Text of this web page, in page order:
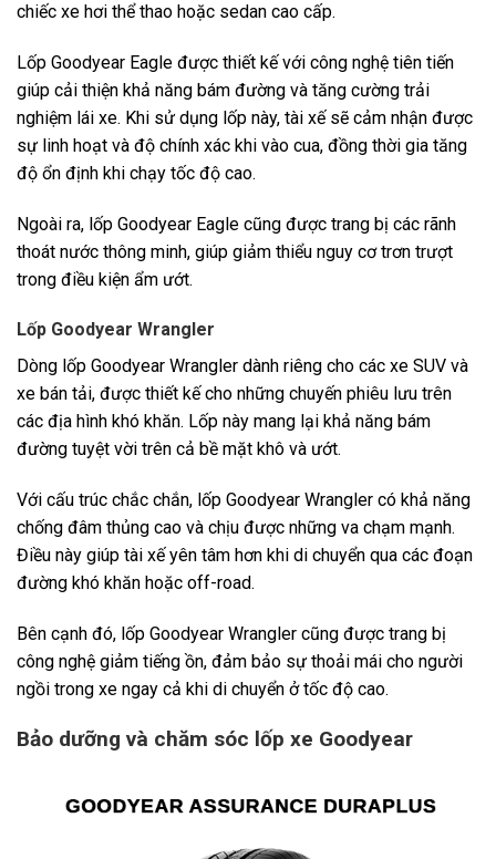
chiếc xe hơi thể thao hoặc sedan cao cấp.
Lốp Goodyear Eagle được thiết kế với công nghệ tiên tiến
giúp cải thiện khả năng bám đường và tăng cường trải
nghiệm lái xe. Khi sử dụng lốp này, tài xế sẽ cảm nhận được
sự linh hoạt và độ chính xác khi vào cua, đồng thời gia tăng
độ ổn định khi chạy tốc độ cao.
Ngoài ra, lốp Goodyear Eagle cũng được trang bị các rãnh
thoát nước thông minh, giúp giảm thiểu nguy cơ trơn trượt
trong điều kiện ẩm ướt.
Lốp Goodyear Wrangler
Dòng lốp Goodyear Wrangler dành riêng cho các xe SUV và
xe bán tải, được thiết kế cho những chuyến phiêu lưu trên
các địa hình khó khăn. Lốp này mang lại khả năng bám
đường tuyệt vời trên cả bề mặt khô và ướt.
Với cấu trúc chắc chắn, lốp Goodyear Wrangler có khả năng
chống đâm thủng cao và chịu được những va chạm mạnh.
Điều này giúp tài xế yên tâm hơn khi di chuyển qua các đoạn
đường khó khăn hoặc off-road.
Bên cạnh đó, lốp Goodyear Wrangler cũng được trang bị
công nghệ giảm tiếng ồn, đảm bảo sự thoải mái cho người
ngồi trong xe ngay cả khi di chuyển ở tốc độ cao.
Bảo dưỡng và chăm sóc lốp xe Goodyear